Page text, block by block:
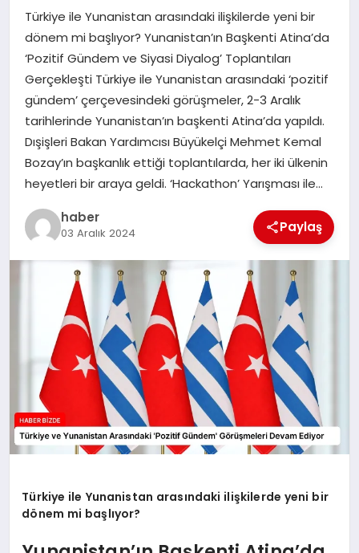
SPOR
TEKNOLOJI
Türkiye ile Yunanistan arasındaki ilişkilerde yeni bir
dönem mi başlıyor? Yunanistan’ın Başkenti Atina’da
‘Pozitif Gündem ve Siyasi Diyalog’ Toplantıları
Gerçekleşti Türkiye ile Yunanistan arasındaki ‘pozitif
gündem’ çerçevesindeki görüşmeler, 2-3 Aralık
tarihlerinde Yunanistan’ın başkenti Atina’da yapıldı.
Dışişleri Bakan Yardımcısı Büyükelçi Mehmet Kemal
Bozay’ın başkanlık ettiği toplantılarda, her iki ülkenin
heyetleri bir araya geldi. ‘Hackathon’ Yarışması ile…
haber
03 Aralık 2024 Paylaş
Türkiye ile Yunanistan arasındaki ilişkilerde yeni bir
dönem mi başlıyor?